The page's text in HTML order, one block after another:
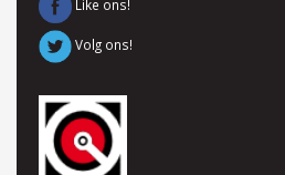
Like ons!
Volg ons!